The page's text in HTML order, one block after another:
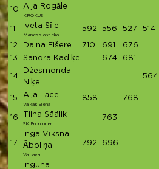
10 Aija Rogāle
KROKUS
11 Iveta Sīle
Mēness aptieka
592 556 527 514
12 Daina Fišere 710 691 676
13
Sandra Kadiķe 674 681
14
Džesmonda
Niķe
564
15 Aija Lāce
Valkas Siena
858 768
16 Tiina Säälik
SK Prorunner
763
17
Inga Vīksna-
Āboliņa
Vaidava
792 696
Inguna